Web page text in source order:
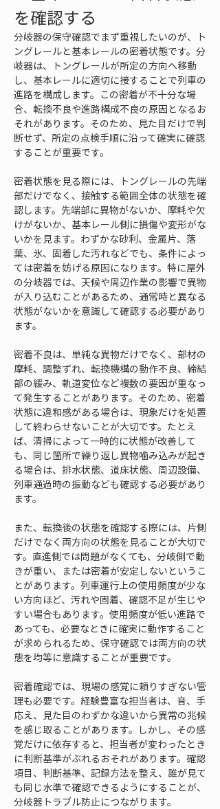
を確認する
分岐器の保守確認でまず重視したいのが、ト
ングレールと基本レールの密着状態です。分
岐器は、トングレールが所定の方向へ移動
し、基本レールに適切に接することで列車の
進路を構成します。この密着が不十分な場
合、転換不良や進路構成不良の原因となるお
それがあります。そのため、見た目だけで判
断せず、所定の点検手順に沿って確実に確認
することが重要です。
密着状態を見る際には、トングレールの先端
部だけでなく、接触する範囲全体の状態を確
認します。先端部に異物がないか、摩耗や欠
けがないか、基本レール側に損傷や変形がな
いかを見ます。わずかな砂利、金属片、落
葉、氷、固着した汚れなどでも、条件によっ
ては密着を妨げる原因になります。特に屋外
の分岐器では、天候や周辺作業の影響で異物
が入り込むことがあるため、通常時と異なる
状態がないかを意識して確認する必要があり
ます。
密着不良は、単純な異物だけでなく、部材の
摩耗、調整ずれ、転換機構の動作不良、締結
部の緩み、軌道変位など複数の要因が重なっ
て発生することがあります。そのため、密着
状態に違和感がある場合は、現象だけを処置
して終わらせないことが大切です。たとえ
ば、清掃によって一時的に状態が改善して
も、同じ箇所で繰り返し異物噛み込みが起き
る場合は、排水状態、道床状態、周辺設備、
列車通過時の振動なども確認する必要があり
ます。
また、転換後の状態を確認する際には、片側
だけでなく両方向の状態を見ることが大切で
す。直進側では問題がなくても、分岐側で動
きが重い、または密着が安定しないというこ
とがあります。列車運行上の使用頻度が少な
い方向ほど、汚れや固着、確認不足が生じや
すい場合もあります。使用頻度が低い進路で
あっても、必要なときに確実に動作すること
が求められるため、保守確認では両方向の状
態を均等に意識することが重要です。
密着確認では、現場の感覚に頼りすぎない管
理も必要です。経験豊富な担当者は、音、手
応え、見た目のわずかな違いから異常の兆候
を感じ取ることがあります。しかし、その感
覚だけに依存すると、担当者が変わったとき
に判断基準がぶれるおそれがあります。確認
項目、判断基準、記録方法を整え、誰が見て
も同じ水準で確認できるようにすることが、
分岐器トラブル防止につながります。